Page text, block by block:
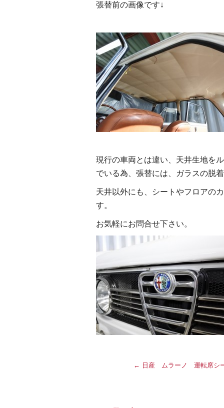
張替前の画像です↓
現行の車両とは違い、天井生地を
でいる為、張替には、ガラスの脱
天井以外にも、シートやフロアの
す。
お気軽にお問合せ下さい。
← 日産 ムラーノ 運転席シ